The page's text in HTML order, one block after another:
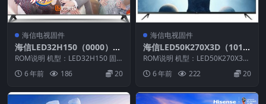
海信电视固件
海信LED32H150（0000）B
OM1官方原厂USB刷机电视
固件包
ROM说明 机型：LED32H150 固
件版本：（0000） BOM：1 海信
L... 6 年前 186 20
海信电视固件
海信LED50K270X3D（101
1）BOM2官方原厂USB刷机
电视固件包
ROM说明 机型：LED50K270X3D
固件版本：（1011） BOM：2 ...
6 年前 222 20